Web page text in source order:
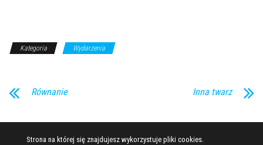
Kategoria Wydarzenia
Równanie Inna twarz
Strona na której się znajdujesz wykorzystuje pliki cookies.